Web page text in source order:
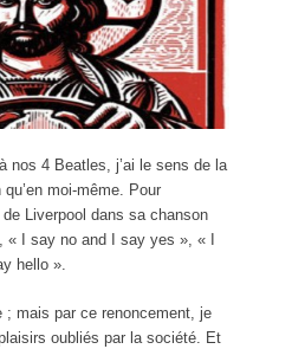
nos 4 Beatles, j’ai le sens de la
moi-même. Pour
Liverpool dans sa chanson
« I say no and I say yes », « I
hello ».
; mais par ce renoncement, je
oubliés par la société. Et